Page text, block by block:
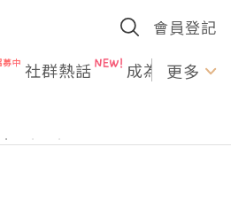
會員登記
社群熱話 成為U更多